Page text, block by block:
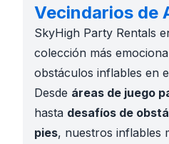
Vecindarios de
SkyHigh Party Rentals
colección más
obstáculos inflables en
Desde áreas de juego
hasta desafíos de
pies, nuestros inflables